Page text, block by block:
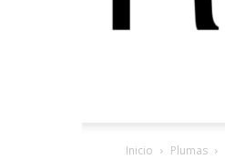
Inicio Plumas